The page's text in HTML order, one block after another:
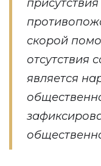
скорой
отсутствия
является